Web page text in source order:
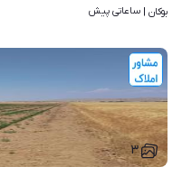
بوکان | ساعاتی پیش
۳